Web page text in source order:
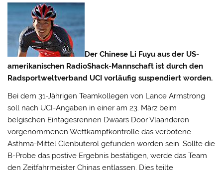
Der Chinese Li Fuyu aus der US-
amerikanischen RadioShack-Mannschaft ist durch den
Radsportweltverband UCI vorläufig suspendiert worden.
Bei dem 31-Jährigen Teamkollegen von Lance Armstrong
soll nach UCI-Angaben in einer am 23. März beim
belgischen Eintagesrennen Dwaars Door Vlaanderen
vorgenommenen Wettkampfkontrolle das verbotene
Asthma-Mittel Clenbuterol gefunden worden sein. Sollte die
B-Probe das postive Ergebnis bestätigen, werde das Team
den Zeitfahrmeister Chinas entlassen. Dies teilte